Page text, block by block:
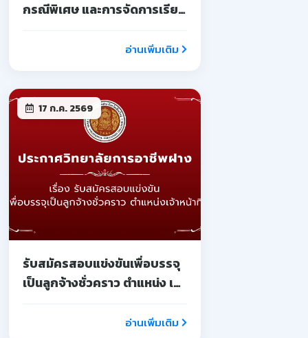
กรณีพิเศษ และการจัดการเรียน
อ่านเพิ่มเติม
17 ก.ค. 2569
รับสมัครสอบแข่งขันเพื่อบรรจุ
เป็นลูกจ้างชั่วคราว ตำแหน่ง เจ้า
อ่านเพิ่มเติม